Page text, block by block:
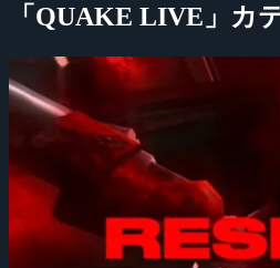
「QUAKE LIVE」カ